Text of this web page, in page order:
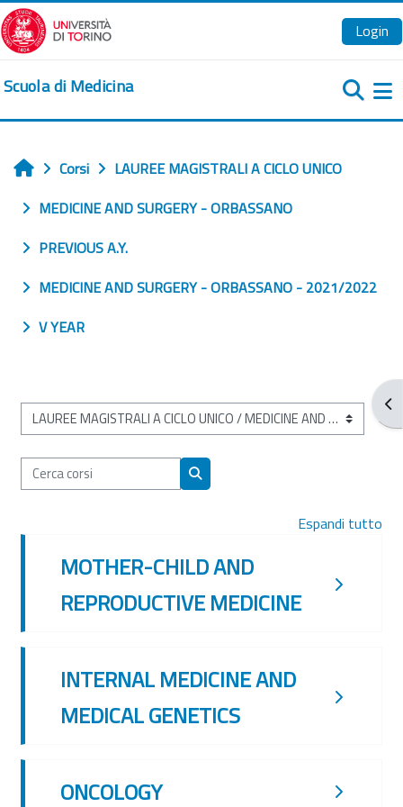
Vai al contenuto principale
Login
Scuola di Medicina
Home
Corsi
LAUREE MAGISTRALI A CICLO UNICO
MEDICINE AND SURGERY - ORBASSANO
PREVIOUS A.Y.
MEDICINE AND SURGERY - ORBASSANO - 2021/2022
V YEAR
Categorie di corso
Cerca corsi
Cerca corsi
Espandi tutto
MOTHER-CHILD AND
REPRODUCTIVE MEDICINE
INTERNAL MEDICINE AND
MEDICAL GENETICS
ONCOLOGY